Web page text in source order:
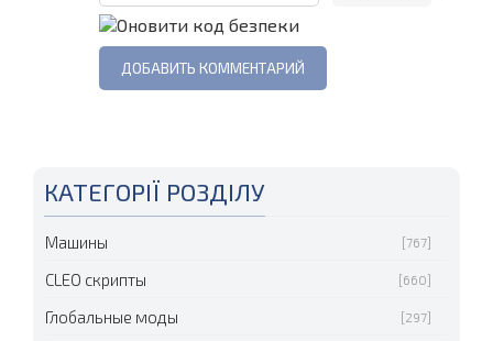
КАТЕГОРІЇ РОЗДІЛУ
Машины [767]
CLEO скрипты [660]
Глобальные моды [297]